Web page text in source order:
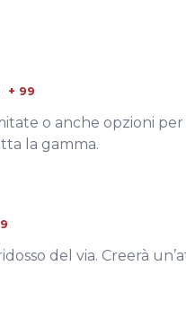
+ 99
o anche opzioni
la gamma.
del via. Creerà